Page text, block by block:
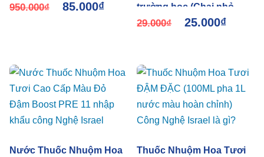
Chai 1L Hiệu Premium
950.000₫ 85.000₫
trường học (Chai nhỏ
100ml) công nghệ Israel
29.000₫ 25.000₫
Nước Thuốc Nhuộm Hoa
Thuốc Nhuộm Hoa Tươi